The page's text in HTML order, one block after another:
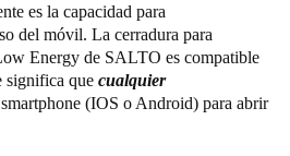
es la capacidad para
del móvil. La cerradura para
Energy de SALTO es compatible
significa que cualquier
(IOS o Android) para abrir